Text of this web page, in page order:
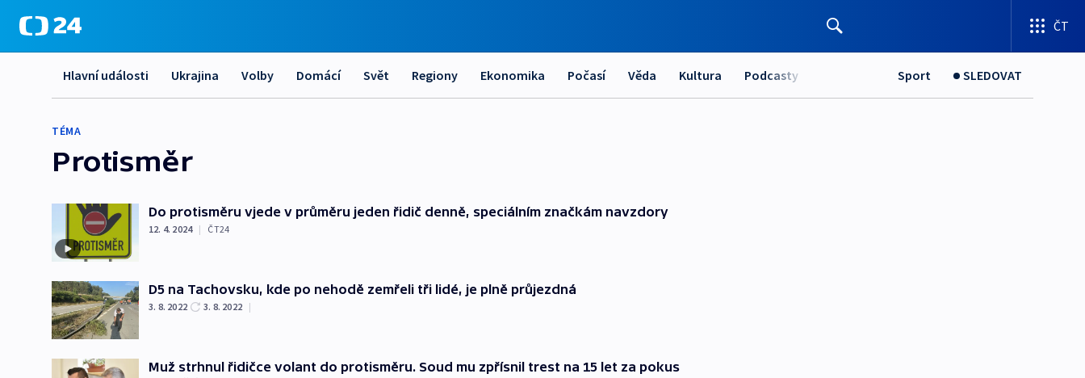
ČT
Hlavní události Ukrajina Volby Domácí Svět Regiony Ekonomika Počasí Věda Kultura Podcasty Sport SLEDOVAT
TÉMA
Protisměr
Do protisměru vjede v průměru jeden řidič denně, speciálním značkám navzdory
12. 4. 2024 | ČT24
D5 na Tachovsku, kde po nehodě zemřeli tři lidé, je plně průjezdná
3. 8. 2022 3. 8. 2022 |
Muž strhnul řidičce volant do protisměru. Soud mu zpřísnil trest na 15 let za pokus